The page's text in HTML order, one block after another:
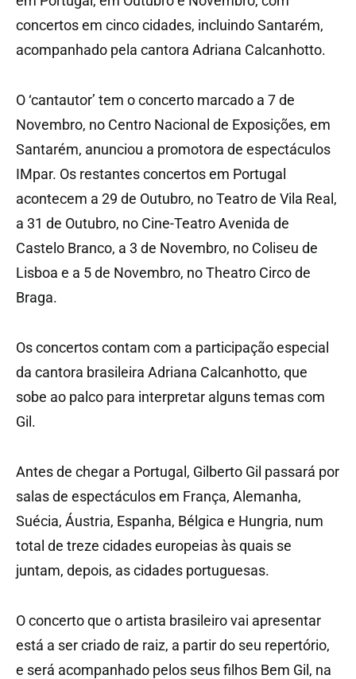
concertos em cinco cidades, incluindo Santarém,
acompanhado pela cantora Adriana Calcanhotto.
O ‘cantautor’ tem o concerto marcado a 7 de
Novembro, no Centro Nacional de Exposições, em
Santarém, anunciou a promotora de espectáculos
IMpar. Os restantes concertos em Portugal
acontecem a 29 de Outubro, no Teatro de Vila Real,
a 31 de Outubro, no Cine-Teatro Avenida de
Castelo Branco, a 3 de Novembro, no Coliseu de
Lisboa e a 5 de Novembro, no Theatro Circo de
Braga.
Os concertos contam com a participação especial
da cantora brasileira Adriana Calcanhotto, que
sobe ao palco para interpretar alguns temas com
Gil.
Antes de chegar a Portugal, Gilberto Gil passará por
salas de espectáculos em França, Alemanha,
Suécia, Áustria, Espanha, Bélgica e Hungria, num
total de treze cidades europeias às quais se
juntam, depois, as cidades portuguesas.
O concerto que o artista brasileiro vai apresentar
está a ser criado de raiz, a partir do seu repertório,
e será acompanhado pelos seus filhos Bem Gil, na